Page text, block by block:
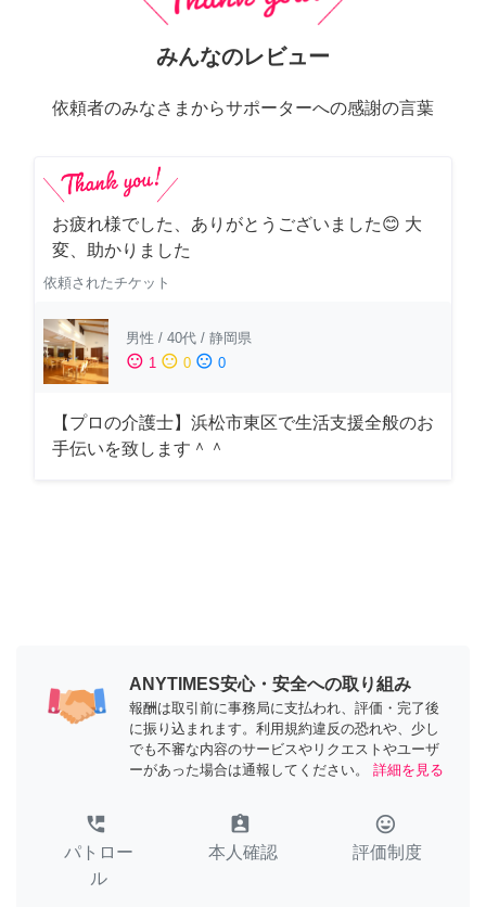
みんなのレビュー
依頼者のみなさまからサポーターへの感謝の言葉
お疲れ様でした、ありがとうございました😊 大
変、助かりました
依頼されたチケット
男性 / 40代 / 静岡県
sentiment_satisfied 1 sentiment_neutral 0 sentiment_dissatisfied 0
【プロの介護士】浜松市東区で生活支援全般のお
手伝いを致します＾＾
ANYTIMES安心・安全への取り組み
報酬は取引前に事務局に支払われ、評価・完了後
に振り込まれます。利用規約違反の恐れや、少し
でも不審な内容のサービスやリクエストやユーザ
ーがあった場合は通報してください。
詳細を見る
perm_phone_msg
パトロー
ル
assignment_ind
本人確認
tag_faces
評価制度